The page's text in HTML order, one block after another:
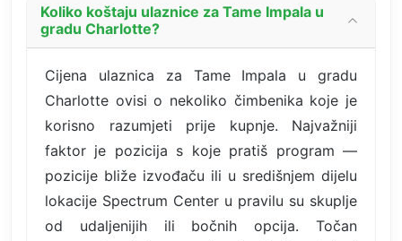
Koliko koštaju ulaznice za Tame Impala u
gradu Charlotte?
Cijena ulaznica za Tame Impala u gradu
Charlotte ovisi o nekoliko čimbenika koje je
korisno razumjeti prije kupnje. Najvažniji
faktor je pozicija s koje pratiš program —
pozicije bliže izvođaču ili u središnjem dijelu
lokacije Spectrum Center u pravilu su skuplje
od udaljenijih ili bočnih opcija. Točan